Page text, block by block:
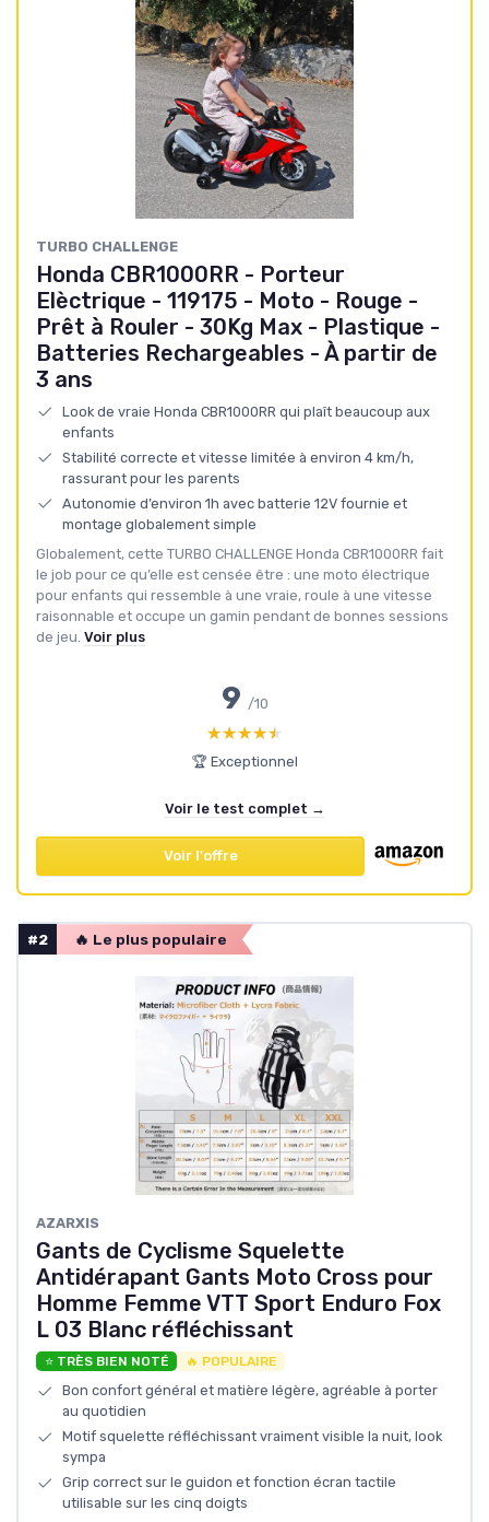
TURBO CHALLENGE
Honda CBR1000RR - Porteur
Elèctrique - 119175 - Moto - Rouge -
Prêt à Rouler - 30Kg Max - Plastique -
Batteries Rechargeables - À partir de
3 ans
Look de vraie Honda CBR1000RR qui plaît beaucoup aux
enfants
Stabilité correcte et vitesse limitée à environ 4 km/h,
rassurant pour les parents
Autonomie d’environ 1h avec batterie 12V fournie et
montage globalement simple
Globalement, cette TURBO CHALLENGE Honda CBR1000RR fait
le job pour ce qu’elle est censée être : une moto électrique
pour enfants qui ressemble à une vraie, roule à une vitesse
raisonnable et occupe un gamin pendant de bonnes sessions
de jeu. Voir plus
9 /10
★★★★★
★★★★★
🏆 Exceptionnel
Voir le test complet →
Voir l'offre
#2 🔥 Le plus populaire
AZARXIS
Gants de Cyclisme Squelette
Antidérapant Gants Moto Cross pour
Homme Femme VTT Sport Enduro Fox
L 03 Blanc réfléchissant
⭐ TRÈS BIEN NOTÉ 🔥 POPULAIRE
Bon confort général et matière légère, agréable à porter
au quotidien
Motif squelette réfléchissant vraiment visible la nuit, look
sympa
Grip correct sur le guidon et fonction écran tactile
utilisable sur les cinq doigts